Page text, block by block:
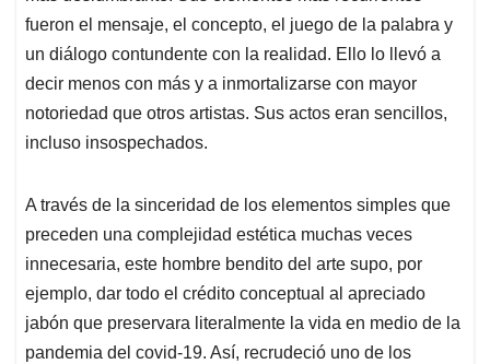
fueron el mensaje, el concepto, el juego de la palabra y
un diálogo contundente con la realidad. Ello lo llevó a
decir menos con más y a inmortalizarse con mayor
notoriedad que otros artistas. Sus actos eran sencillos,
incluso insospechados.
A través de la sinceridad de los elementos simples que
preceden una complejidad estética muchas veces
innecesaria, este hombre bendito del arte supo, por
ejemplo, dar todo el crédito conceptual al apreciado
jabón que preservara literalmente la vida en medio de la
pandemia del covid-19. Así, recrudeció uno de los